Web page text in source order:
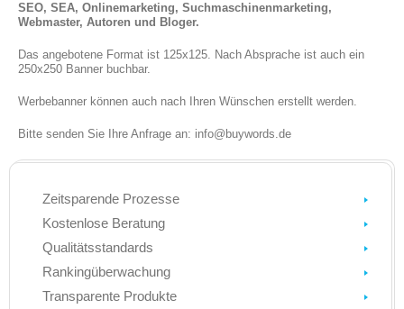
SEO, SEA, Onlinemarketing, Suchmaschinenmarketing,
Webmaster, Autoren und Bloger.
Das angebotene Format ist 125x125. Nach Absprache ist auch ein
250x250 Banner buchbar.
Werbebanner können auch nach Ihren Wünschen erstellt werden.
Bitte senden Sie Ihre Anfrage an: info@buywords.de
Zeitsparende Prozesse
Kostenlose Beratung
Qualitätsstandards
Rankingüberwachung
Transparente Produkte